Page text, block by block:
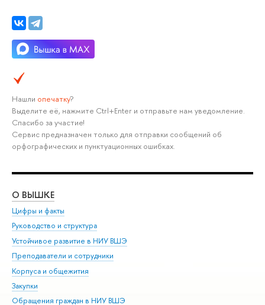
Нашли опечатку?
Выделите её, нажмите Ctrl+Enter и отправьте нам уведомление.
Спасибо за участие!
Сервис предназначен только для отправки сообщений об
орфографических и пунктуационных ошибках.
О ВЫШКЕ
Цифры и факты
Руководство и структура
Устойчивое развитие в НИУ ВШЭ
Преподаватели и сотрудники
Корпуса и общежития
Закупки
Обращения граждан в НИУ ВШЭ